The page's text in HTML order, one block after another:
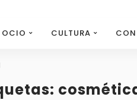
OCIO CULTURA